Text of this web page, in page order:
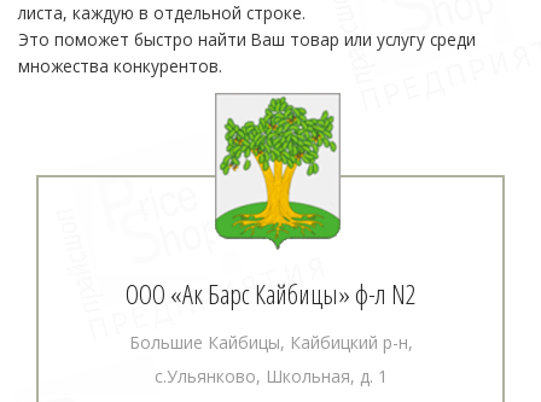
листа, каждую в отдельной строке.
Это поможет быстро найти Ваш товар или услугу среди
множества конкурентов.
ООО «Ак Барс Кайбицы» ф-л N2
Большие Кайбицы, Кайбицкий р-н,
с.Ульянково, Школьная, д. 1